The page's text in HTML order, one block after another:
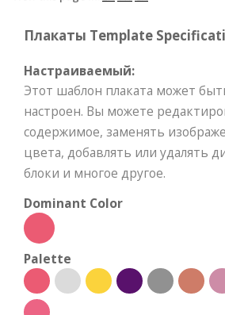
Плакаты Template
Настраиваемый:
Этот шаблон плаката может
настроен. Вы можете
содержимое, заменять
цвета, добавлять или удалять
блоки и многое другое.
Dominant Color
Palette